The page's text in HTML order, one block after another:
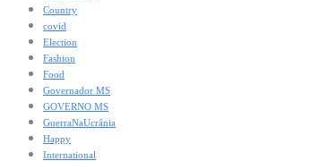
Country
covid
Election
Fashion
Food
Governador MS
GOVERNO MS
GuerraNaUcrânia
Happy
International